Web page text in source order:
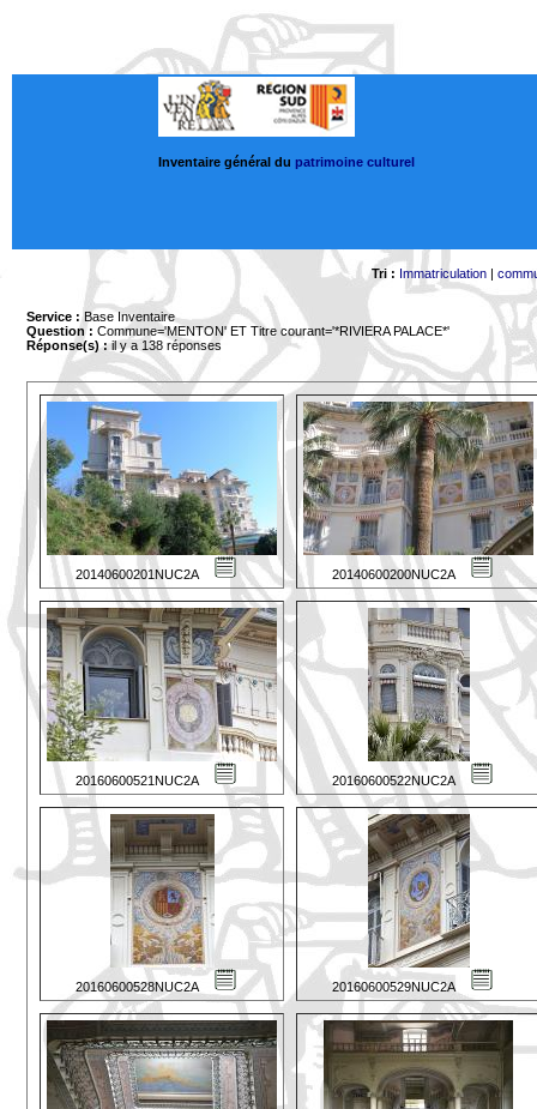
Inventaire général du patrimoine culturel
Tri : Immatriculation|
Service : Base Inventaire
Question : Commune='MENTON' ET Titre courant='*RIVIERA PALACE*'
Réponse(s) :il y a 138 réponses
20140600201NUC2A 20140600200NUC2A
20160600521NUC2A 20160600522NUC2A
20160600528NUC2A 20160600529NUC2A